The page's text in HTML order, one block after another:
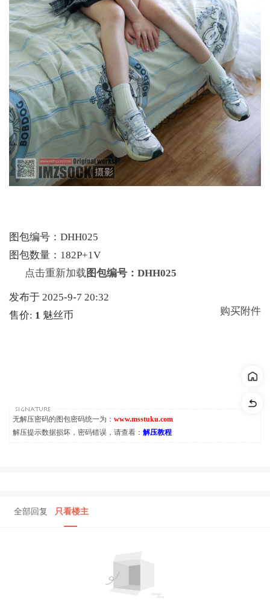
图包编号：DHH025
图包数量：182P+1V
点击重新加载 图包编号：DHH025
发布于 2025-9-7 20:32
售价: 1 魅丝币 购买附件
无解压密码的图包密码统一为： www.msstuku.com
解压提示数据损坏，密码错误，请查看： 解压教程
全部回复 只看楼主